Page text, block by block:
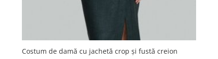
Costum de damă cu jachetă crop și fustă creion